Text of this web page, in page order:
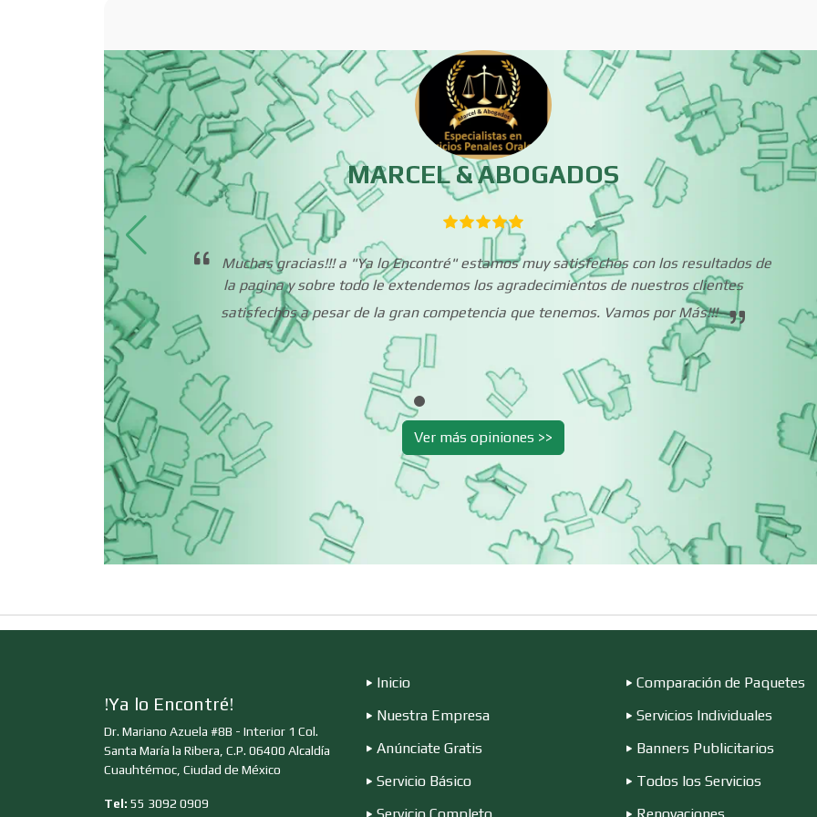
Bordados y
Estampados
Boutiques Buceo
Cafeterías Cajas de Ahorro Cámaras de
Camiones para Fletes Cancelería de Aluminio
Carnicerías Carpinterías Centros
Centros de
Espectáculos
Centros de Nutrición Centros
Cerrajerías Cibercafés Clínicas de Belleza
Clínicas de
Rehabilitación
Clínicas y Hospitales Clubes Deportivos
Cocinas Integrales
Combustibles y
Lubricantes
Compresores de
Computadoras
Conferencias
Construcciones en
Contadores
Conversiones
Automotrices
Copiadoras
Cortinas, Persianas y
Alfombras
Cremerías y
Salchichonerías
MARCEL & ABOGADOS
Muchas gracias!!! a "Ya lo Encontré" estamos muy satisfechos con los resultados de
la pagina y sobre todo le extendemos los agradecimientos de nuestros clientes
satisfechos a pesar de la gran competencia que tenemos. Vamos por Más!!!
Ver más opiniones >>
!Ya lo Encontré!
Dr. Mariano Azuela #8B - Interior 1 Col.
Santa María la Ribera, C.P. 06400 Alcaldía
Cuauhtémoc, Ciudad de México
Tel: 55 3092 0909
Inicio
Nuestra Empresa
Anúnciate Gratis
Servicio Básico
Comparación de Paquetes
Servicios Individuales
Banners Publicitarios
Todos los Servicios